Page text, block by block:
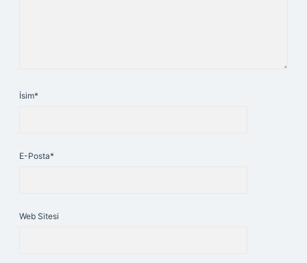
İsim*
E-Posta*
Web Sitesi